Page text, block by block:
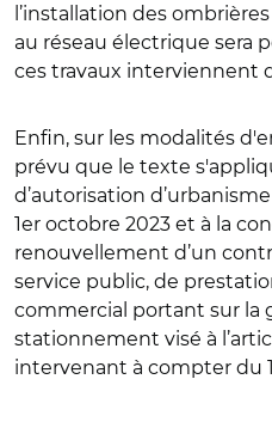
l’installation des
au réseau électrique sera
ces travaux interviennent
Enfin, sur les modalités
prévu que le texte
d’autorisation
1er octobre 2023 et à la
renouvellement d’un
service public, de
commercial portant sur la
stationnement visé à
intervenant à compter du